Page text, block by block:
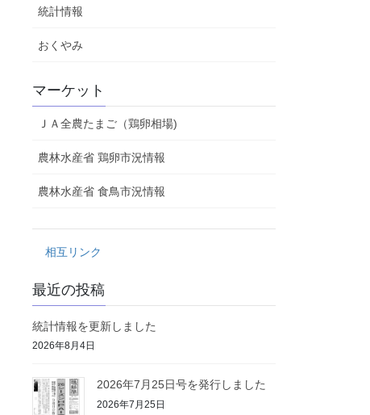
統計情報
おくやみ
マーケット
ＪＡ全農たまご（鶏卵相場)
農林水産省 鶏卵市況情報
農林水産省 食鳥市況情報
相互リンク
最近の投稿
統計情報を更新しました
2026年8月4日
2026年7月25日号を発行しました
2026年7月25日